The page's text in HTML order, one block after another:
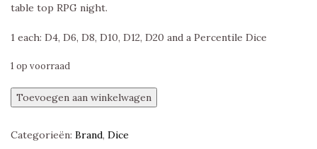
table top RPG night.
1 each: D4, D6, D8, D10, D12, D20 and a Percentile Dice
1 op voorraad
Heavy
Metal
Polyset,
Toevoegen aan winkelwagen
Categorieën: Brand, Dice